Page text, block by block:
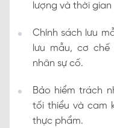
lượng và thời gian
Chính sách lưu
lưu mẫu, cơ
nhân sự cố.
Bảo hiểm trách
tối thiểu và cam
thực phẩm.